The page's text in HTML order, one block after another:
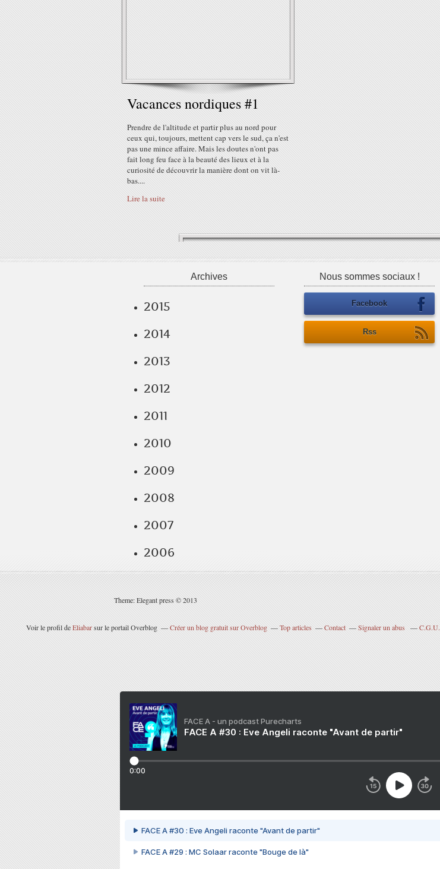
Vacances nordiques #1
Prendre de l'altitude et partir plus au nord pour
ceux qui, toujours, mettent cap vers le sud, ça n'est
pas une mince affaire. Mais les doutes n'ont pas
fait long feu face à la beauté des lieux et à la
curiosité de découvrir la manière dont on vit là-
bas....
Lire la suite
Archives
2015
2014
2013
2012
2011
2010
2009
2008
2007
2006
Nous sommes sociaux !
Facebook
Rss
Theme: Elegant press © 2013
Voir le profil deEliabarsur le portail Overblog Créer un blog gratuit sur Overblog Top articles Contact Signaler un abus C.G.U.
FACE A - un podcast Purecharts
FACE A #30 : Eve Angeli raconte "Avant de partir"
0:00
FACE A #30 : Eve Angeli raconte "Avant de partir"
FACE A #29 : MC Solaar raconte "Bouge de là"